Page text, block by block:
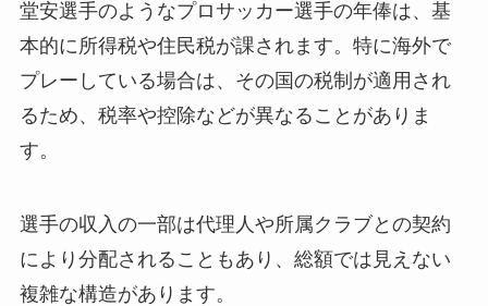
堂安選手のようなプロサッカー選手の年俸は、基
本的に所得税や住民税が課されます。特に海外で
プレーしている場合は、その国の税制が適用され
るため、税率や控除などが異なることがありま
す。
選手の収入の一部は代理人や所属クラブとの契約
により分配されることもあり、総額では見えない
複雑な構造があります。